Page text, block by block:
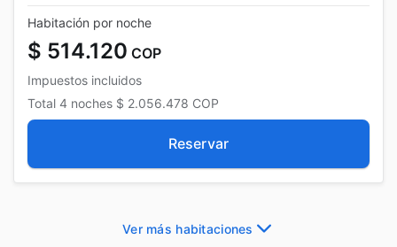
Habitación por noche
$ 514.120 COP
Impuestos incluidos
Total 4 noches $ 2.056.478 COP
Reservar
Ver más habitaciones